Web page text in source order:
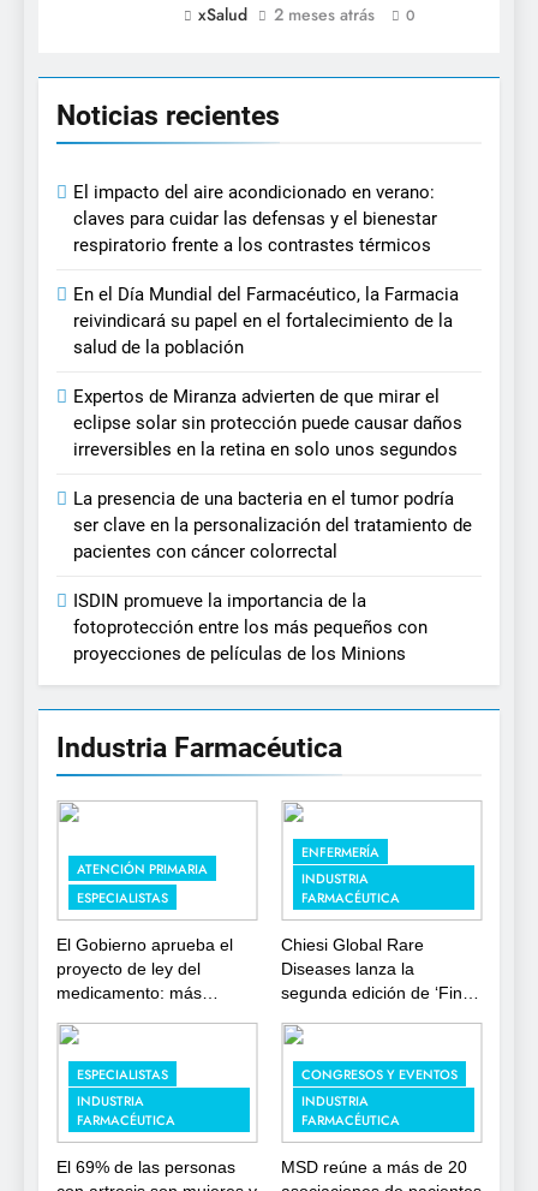
xSalud
2 meses atrás 0
Noticias recientes
El impacto del aire acondicionado en verano:
claves para cuidar las defensas y el bienestar
respiratorio frente a los contrastes térmicos
En el Día Mundial del Farmacéutico, la Farmacia
reivindicará su papel en el fortalecimiento de la
salud de la población
Expertos de Miranza advierten de que mirar el
eclipse solar sin protección puede causar daños
irreversibles en la retina en solo unos segundos
La presencia de una bacteria en el tumor podría
ser clave en la personalización del tratamiento de
pacientes con cáncer colorrectal
ISDIN promueve la importancia de la
fotoprotección entre los más pequeños con
proyecciones de películas de los Minions
Industria Farmacéutica
ATENCIÓN PRIMARIA
ESPECIALISTAS
El Gobierno aprueba el
proyecto de ley del
medicamento: más
estratégica y
modernización para el
SNS
ENFERMERÍA
INDUSTRIA
FARMACÉUTICA
Chiesi Global Rare
Diseases lanza la
segunda edición de ‘Find
investigación en
enfermedades de
depósito lisosomal
ESPECIALISTAS
INDUSTRIA
FARMACÉUTICA
El 69% de las personas
CONGRESOS Y EVENTOS
INDUSTRIA
FARMACÉUTICA
MSD reúne a más de 20